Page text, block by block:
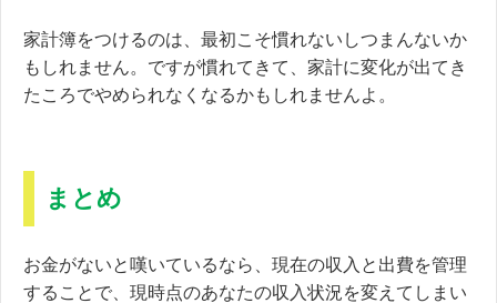
家計簿をつけるのは、最初こそ慣れないしつまんないか
もしれません。ですが慣れてきて、家計に変化が出てき
たころでやめられなくなるかもしれませんよ。
まとめ
お金がないと嘆いているなら、現在の収入と出費を管理
することで、現時点のあなたの収入状況を変えてしまい